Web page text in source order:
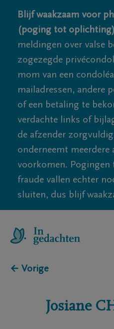
Blijf waakzaam voor
(poging tot
meldingen over valse
zogezegde
mom van een
mailadressen, andere
of een betaling te
verdachte links of
de afzender
onderneemt
voorkomen.
fraude vallen echter
sluiten, dus blijf
← Vorige
Josiane